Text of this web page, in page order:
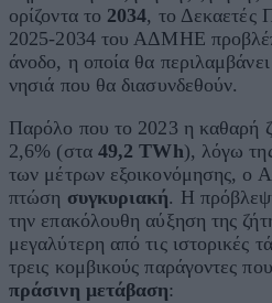
ορίζοντα το 2034, το Δεκαετές
2025-2034 του ΑΔΜΗΕ
άνοδο, η οποία θα
νησιά που θα διασυνδεθούν.
Παρόλο που το 2023 η καθαρή
2,6% (στα 49,2 TWh), λόγω
των μέτρων εξοικονόμησης, ο
πτώση συγκυριακή. Η
την επακόλουθη αύξηση της
μεγαλύτερη από τις ιστορικές
τρεις κομβικούς παράγοντες
πράσινη μετάβαση: